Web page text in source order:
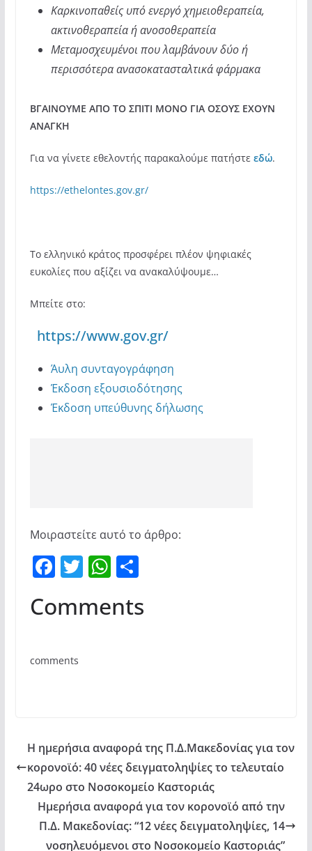
Καρκινοπαθείς υπό ενεργό χημειοθεραπεία,
ακτινοθεραπεία ή ανοσοθεραπεία
Μεταμοσχευμένοι που λαμβάνουν δύο ή
περισσότερα ανασοκατασταλτικά φάρμακα
ΒΓΑΙΝΟΥΜΕ ΑΠΟ ΤΟ ΣΠΙΤΙ ΜΟΝΟ ΓΙΑ ΟΣΟΥΣ ΕΧΟΥΝ
ΑΝΑΓΚΗ
Για να γίνετε εθελοντής παρακαλούμε πατήστε εδώ.
https://ethelontes.gov.gr/
Το ελληνικό κράτος προσφέρει πλέον ψηφιακές
ευκολίες που αξίζει να ανακαλύψουμε…
Μπείτε στο:
https://www.gov.gr/
Άυλη συνταγογράφηση
Έκδοση εξουσιοδότησης
Έκδοση υπεύθυνης δήλωσης
Μοιραστείτε αυτό το άρθρο:
F
c
b
T
itt
W
at
Μ
ρ
Comments
comments
Η ημερήσια αναφορά της Π.Δ.Μακεδονίας για τον
κορονοϊό: 40 νέες δειγματοληψίες το τελευταίο
24ωρο στο Νοσοκομείο Καστοριάς
Ημερήσια αναφορά για τον κορονοϊό από την
Π.Δ. Μακεδονίας: “12 νέες δειγματοληψίες, 14
νοσηλευόμενοι στο Νοσοκομείο Καστοριάς”